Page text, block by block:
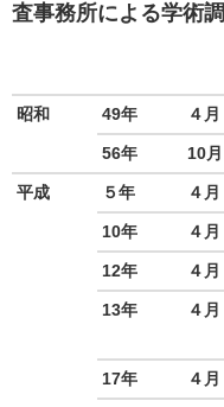
査事務所による学術
昭和 49年 ４月
56年 10月
平成 ５年 ４月
10年 ４月
12年 ４月
13年 ４月
17年 ４月